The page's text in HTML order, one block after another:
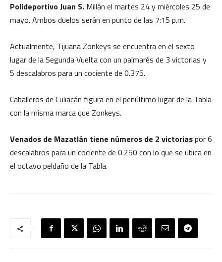
Polideportivo Juan S. Millán el martes 24 y miércoles 25 de
mayo. Ambos duelos serán en punto de las 7:15 p.m.
Actualmente, Tijuana Zonkeys se encuentra en el sexto
lugar de la Segunda Vuelta con un palmarés de 3 victorias y
5 descalabros para un cociente de 0.375.
Caballeros de Culiacán figura en el penúltimo lugar de la Tabla
con la misma marca que Zonkeys.
Venados de Mazatlán tiene números de 2 victoriaspor 6
descalabros para un cociente de 0.250 con lo que se ubica en
el octavo peldaño de la Tabla.